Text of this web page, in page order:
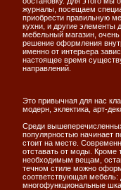
журналы, посещаем
приобрести правильную
кухни, и другие элементы
мебельный магазин,
решение оформления
именно от интерьера
настоящее время
направлений.
Это привычная для нас
модерн, эклектика, арт-
Среди
популярностью начинает
стоит на месте.
отставать от моды. Кроме
необходимым вещам,
течном стиле можно
соответствующая мебель:
многофункциональные